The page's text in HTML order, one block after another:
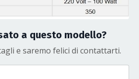
a questo modello?
e saremo felici di contattarti.